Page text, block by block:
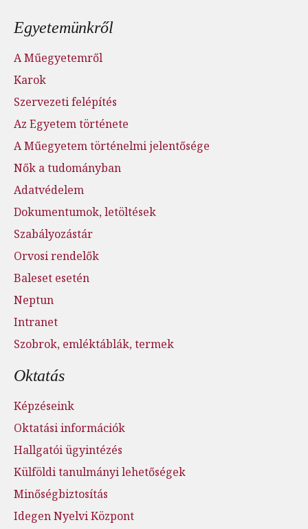
Lábléc menü
Egyetemünkről
A Műegyetemről
Karok
Szervezeti felépítés
Az Egyetem története
A Műegyetem történelmi jelentősége
Nők a tudományban
Adatvédelem
Dokumentumok, letöltések
Szabályozástár
Orvosi rendelők
Baleset esetén
Neptun
Intranet
Szobrok, emléktáblák, termek
Oktatás
Képzéseink
Oktatási információk
Hallgatói ügyintézés
Külföldi tanulmányi lehetőségek
Minőségbiztosítás
Idegen Nyelvi Központ